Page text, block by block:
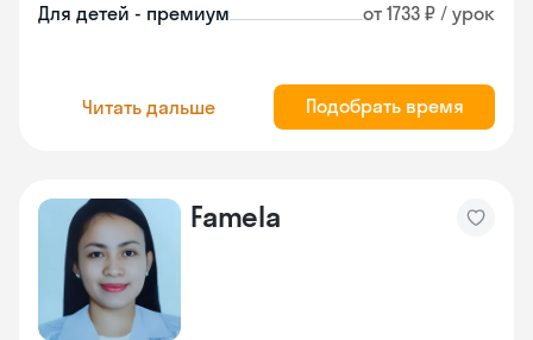
Для детей - премиум от 1733 ₽ / урок
Читать дальше Подобрать время
Famela